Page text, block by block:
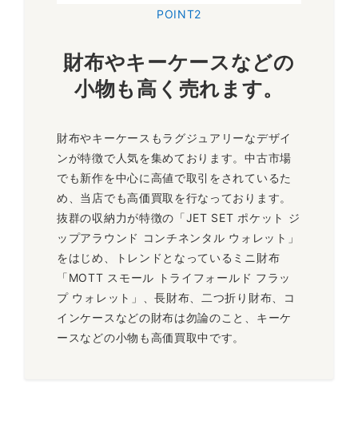
POINT2
財布やキーケースなどの
小物も高く売れます。
財布やキーケースもラグジュアリーなデザイ
ンが特徴で人気を集めております。中古市場
でも新作を中心に高値で取引をされているた
め、当店でも高価買取を行なっております。
抜群の収納力が特徴の「JET SET ポケット ジ
ップアラウンド コンチネンタル ウォレット」
をはじめ、トレンドとなっているミニ財布
「MOTT スモール トライフォールド フラッ
プ ウォレット」、長財布、二つ折り財布、コ
インケースなどの財布は勿論のこと、キーケ
ースなどの小物も高価買取中です。